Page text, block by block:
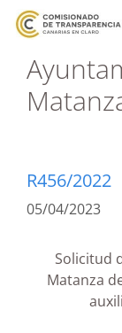
R456/2022
05/04/2023
Solicitud
Matanza